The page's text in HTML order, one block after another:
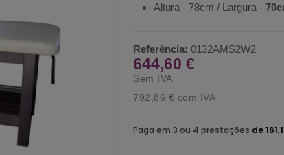
Altura - 78cm / Largura -
Referência: 0132AMS2W2
644,60 €
Sem IVA
792,86 € com IVA